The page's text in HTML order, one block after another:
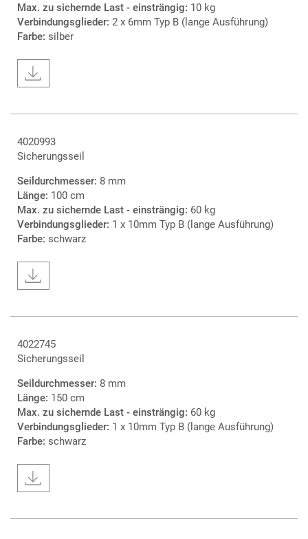
Max. zu sichernde Last - einsträngig: 10 kg
Verbindungsglieder: 2 x 6mm Typ B (lange Ausführung)
Farbe: silber
4020993
Sicherungsseil
Seildurchmesser: 8 mm
Länge: 100 cm
Max. zu sichernde Last - einsträngig: 60 kg
Verbindungsglieder: 1 x 10mm Typ B (lange Ausführung)
Farbe: schwarz
4022745
Sicherungsseil
Seildurchmesser: 8 mm
Länge: 150 cm
Max. zu sichernde Last - einsträngig: 60 kg
Verbindungsglieder: 1 x 10mm Typ B (lange Ausführung)
Farbe: schwarz